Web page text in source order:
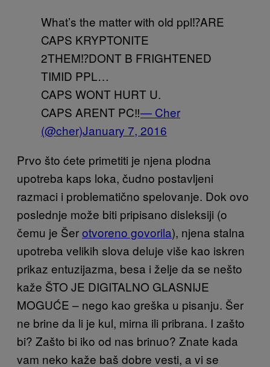
What’s the matter with old ppl⁉️ARE
CAPS KRYPTONITE
2THEM⁉️DONT B FRIGHTENED
TIMID PPL…
CAPS WONT HURT U.
CAPS ARENT PC‼️— Cher
(@cher)January 7, 2016
Prvo što ćete primetiti je njena plodna
upotreba kaps loka, čudno postavljeni
razmaci i problematično spelovanje. Dok ovo
poslednje može biti pripisano disleksiji (o
čemu je Šerotvoreno govorila), njena stalna
upotreba velikih slova deluje više kao iskren
prikaz entuzijazma, besa i želje da se nešto
kaže ŠTO JE DIGITALNO GLASNIJE
MOGUĆE – nego kao greška u pisanju. Šer
ne brine da li je kul, mirna ili pribrana. I zašto
bi? Zašto bi iko od nas brinuo? Znate kada
vam neko kaže baš dobre vesti, a vi se